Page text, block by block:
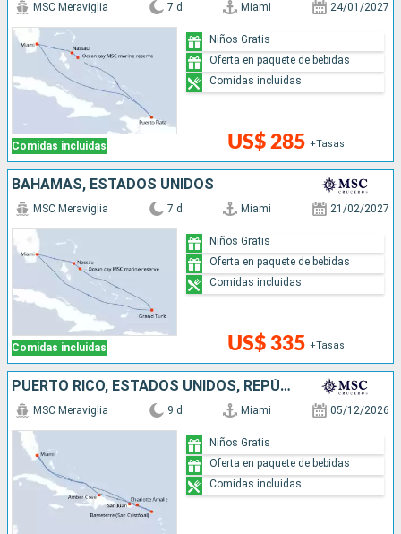
Comidas incluidas
MSC Meraviglia 7 d Miami 24/01/2027
US$ 285 +Tasas
Niños Gratis
Oferta en paquete de bebidas
Comidas incluidas
BAHAMAS, ESTADOS UNIDOS
Comidas incluidas
MSC Meraviglia 7 d Miami 21/02/2027
US$ 335 +Tasas
Niños Gratis
Oferta en paquete de bebidas
Comidas incluidas
PUERTO RICO, ESTADOS UNIDOS, REPÚBLICA DOMINICANA
MSC Meraviglia 9 d Miami 05/12/2026
Niños Gratis
Oferta en paquete de bebidas
Comidas incluidas